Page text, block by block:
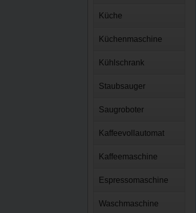
Küche
Küchenmaschine
Kühlschrank
Staubsauger
Saugroboter
Kaffeevollautomat
Kaffeemaschine
Espressomaschine
Waschmaschine